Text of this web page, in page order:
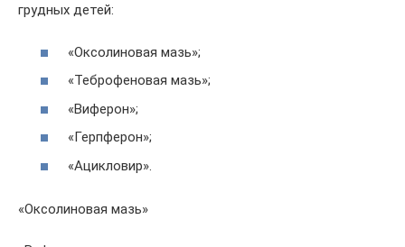
грудных детей:
«Оксолиновая мазь»;
«Теброфеновая мазь»;
«Виферон»;
«Герпферон»;
«Ацикловир».
«Оксолиновая мазь»